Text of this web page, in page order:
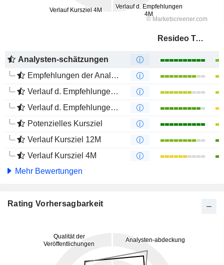
Resideo Technologies, Inc.
Analysten-schätzungen
Empfehlungen der Analysten
Verlauf d. Empfehlungen 12M
Verlauf d. Empfehlungen 4M
Potenzielles Kursziel
Verlauf Kursziel 12M
Verlauf Kursziel 4M
Mehr Bewertungen
Rating Vorhersagbarkeit